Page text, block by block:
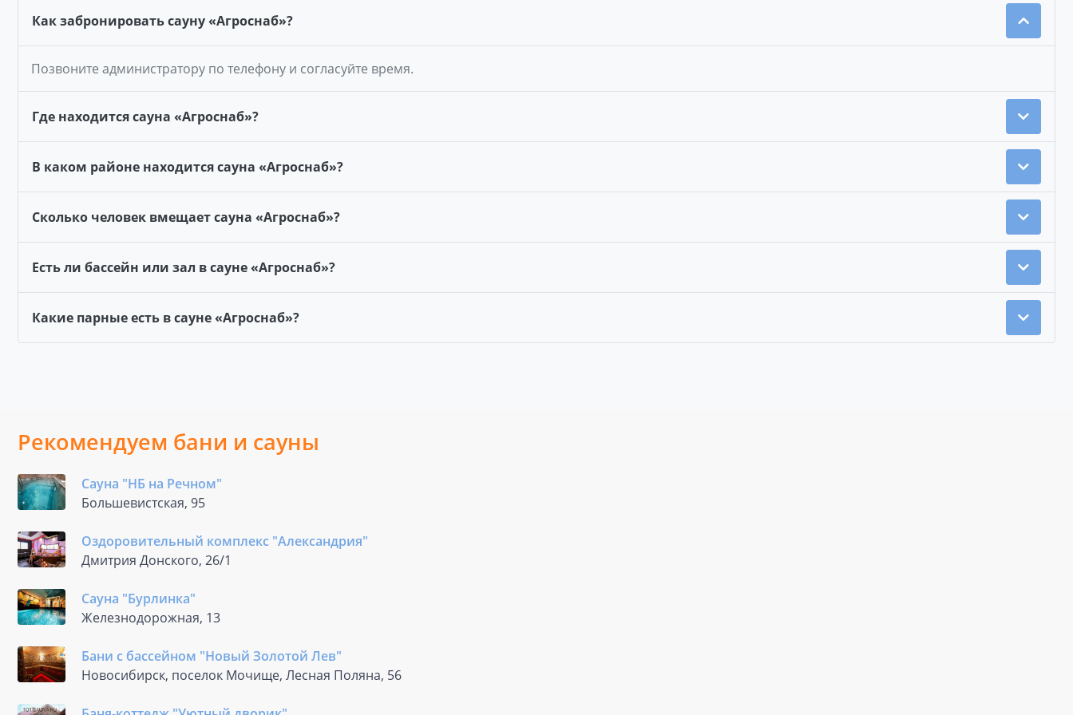
Как забронировать сауну «Агроснаб»?
Позвоните администратору по телефону и согласуйте время.
Где находится сауна «Агроснаб»?
В каком районе находится сауна «Агроснаб»?
Сколько человек вмещает сауна «Агроснаб»?
Есть ли бассейн или зал в сауне «Агроснаб»?
Какие парные есть в сауне «Агроснаб»?
Рекомендуем бани и сауны
Сауна "НБ на Речном"
Большевистская, 95
Оздоровительный комплекс "Александрия"
Дмитрия Донского, 26/1
Сауна "Бурлинка"
Железнодорожная, 13
Бани с бассейном "Новый Золотой Лев"
Новосибирск, поселок Мочище, Лесная Поляна, 56